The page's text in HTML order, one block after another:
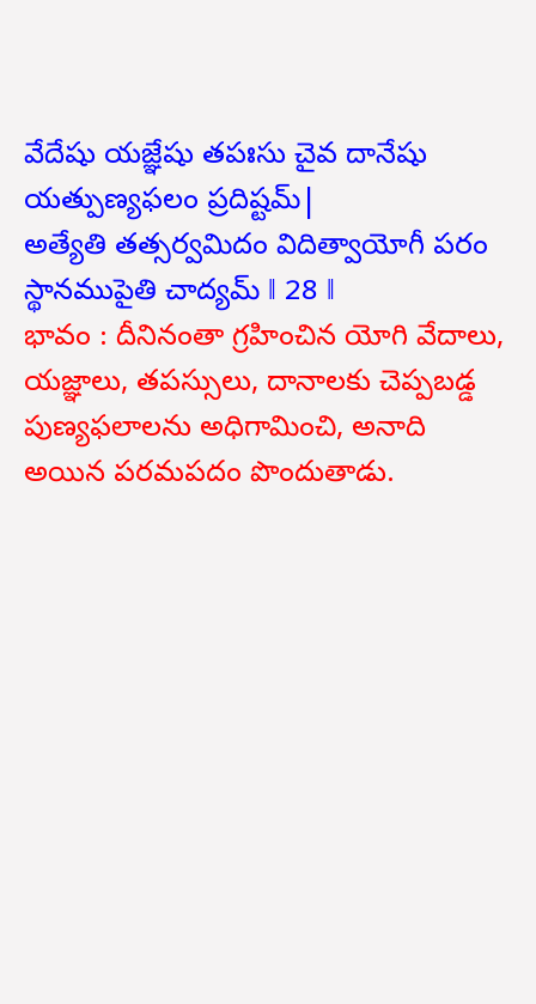
వేదేషు యజ్ఞేషు తపఃసు చైవ దానేషు
యత్పుణ్యఫలం ప్రదిష్టమ్|
అత్యేతి తత్సర్వమిదం విదిత్వాయోగీ పరం
స్థానముపైతి చాద్యమ్ ‖ 28 ‖
భావం : దీనినంతా గ్రహించిన యోగి వేదాలు,
యజ్ఞాలు, తపస్సులు, దానాలకు చెప్పబడ్డ
పుణ్యఫలాలను అధిగామించి, అనాది
అయిన పరమపదం పొందుతాడు.